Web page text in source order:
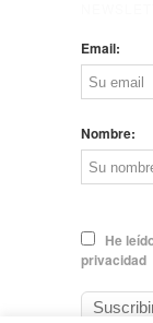
Email:
Nombre:
He
privacidad